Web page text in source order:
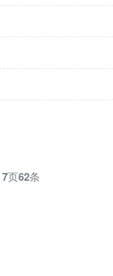
7页62条